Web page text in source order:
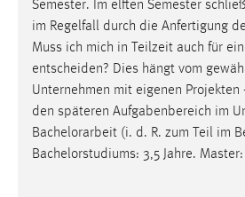
Semester. Im elften Semester
im Regelfall durch die Anfertigung
Muss ich mich in Teilzeit auch für
entscheiden? Dies hängt vom
Unternehmen mit eigenen Projekten
den späteren Aufgabenbereich im
Bachelorarbeit (i. d. R. zum Teil im
Bachelorstudiums: 3,5 Jahre.